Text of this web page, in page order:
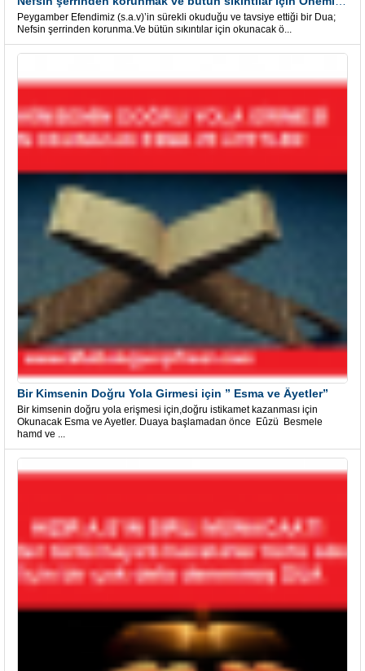
Peygamber Efendimiz (s.a.v)’in sürekli okuduğu ve tavsiye ettiği bir Dua;
Nefsin şerrinden korunma.Ve bütün sıkıntılar için okunacak ö...
Bir Kimsenin Doğru Yola Girmesi için ” Esma ve Âyetler”
Bir kimsenin doğru yola erişmesi için,doğru istikamet kazanması için
Okunacak Esma ve Ayetler. Duaya başlamadan önce Eûzü Besmele
hamd ve ...